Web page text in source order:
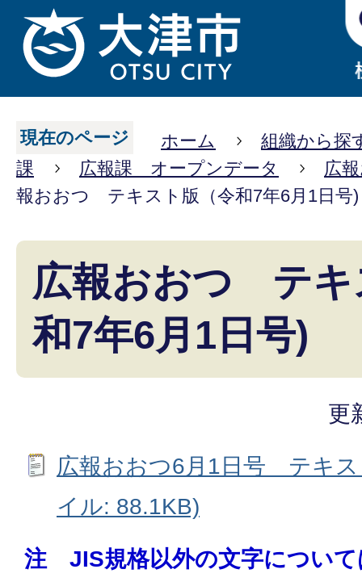
現在のページ ホーム
組織から探
課
広報課 オープンデータ
広
報おおつ テキスト版（令和7年6月1日号)
広報おおつ テキ
和7年6月1日号)
更
広報おおつ6月1日号 テキ
イル: 88.1KB)
注 JIS規格以外の文字について